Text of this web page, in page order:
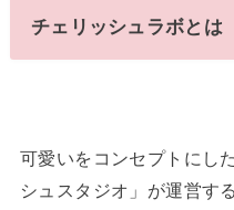
チェリッシュラボとは
可愛いをコンセプトにし
シュスタジオ」が運営す